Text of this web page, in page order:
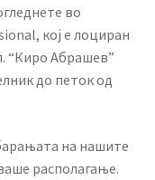
во
кој е лоциран
“Киро Абрашев”
до петок од
на нашите
располагање.